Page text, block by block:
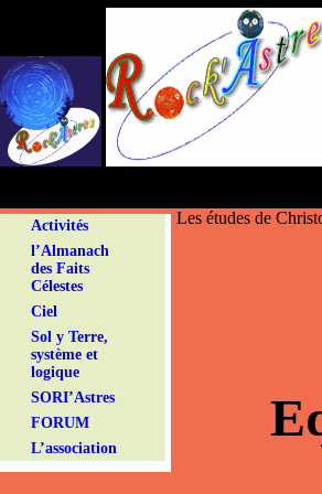
Activités
l’Almanach
des Faits
Célestes
Ciel
Sol y Terre,
système et
logique
SORI’Astres
FORUM
L’association
Les études de
Panneau de gestion des cookies